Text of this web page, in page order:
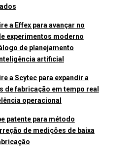
a Effex para avançar no
experimentos moderno
de planejamento
artificial
a Scytec para expandir a
de fabricação em tempo real
operacional
patente para método
de medições de baixa